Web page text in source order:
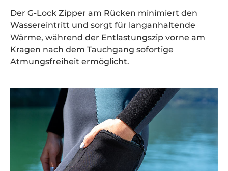
Der G-Lock Zipper am Rücken minimiert den
Wassereintritt und sorgt für langanhaltende
Wärme, während der Entlastungszip vorne am
Kragen nach dem Tauchgang sofortige
Atmungsfreiheit ermöglicht.